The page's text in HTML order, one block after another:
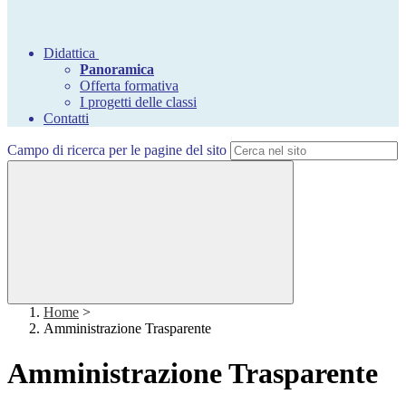
Didattica
Panoramica
Offerta formativa
I progetti delle classi
Contatti
Campo di ricerca per le pagine del sito
Home >
Amministrazione Trasparente
Amministrazione Trasparente